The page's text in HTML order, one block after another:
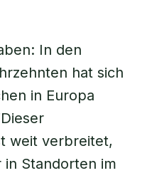
In den
hat sich
in Europa
weit verbreitet,
Standorten im